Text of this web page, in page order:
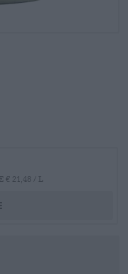
€ 21,48 / L